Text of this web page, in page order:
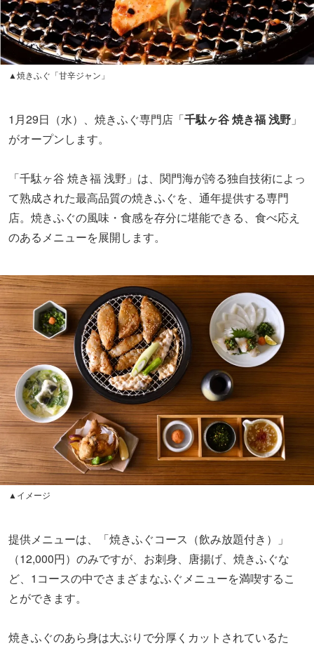
▲焼きふぐ「甘辛ジャン」
1月29日（水）、焼きふぐ専門店「千駄ヶ谷 焼き福 浅野 」
がオープンします。
「千駄ヶ谷 焼き福 浅野」は、関門海が誇る独自技術によっ
て熟成された最高品質の焼きふぐを、通年提供する専門
店。焼きふぐの風味・食感を存分に堪能できる、食べ応え
のあるメニューを展開します。
▲イメージ
提供メニューは、「焼きふぐコース（飲み放題付き）」
（12,000円）のみですが、お刺身、唐揚げ、焼きふぐな
ど、1コースの中でさまざまなふぐメニューを満喫するこ
とができます。
焼きふぐのあら身は大ぶりで分厚くカットされているた